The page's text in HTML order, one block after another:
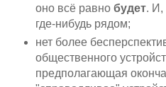
оно всё равно будет. И,
где-нибудь рядом;
нет более
общественного
предполагающая